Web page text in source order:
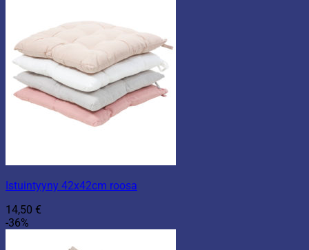
Istuintyyny 42x42cm roosa
14,50 €
-36%